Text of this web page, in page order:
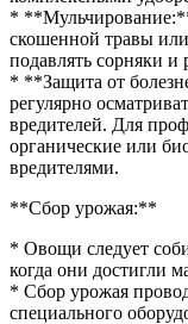
*
скошенной травы
подавлять сорняки и
* **Защита от
регулярно
вредителей. Для
органические или
вредителями.
**Сбор урожая:**
* Овощи следует
когда они достигли
* Сбор урожая
специального